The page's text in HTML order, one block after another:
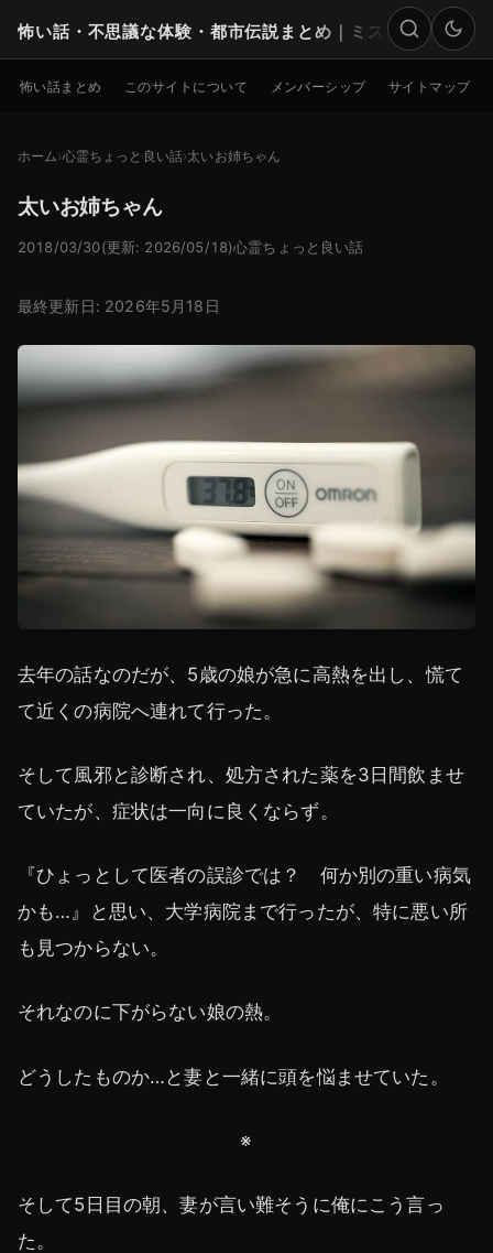
怖い話・不思議な体験・都市伝説まとめ｜ミステリー
検索
怖い話まとめ このサイトについて メンバーシップ サイトマップ
ホーム 心霊ちょっと良い話 太いお姉ちゃん
太いお姉ちゃん
2018/03/30(更新: 2026/05/18)心霊ちょっと良い話
最終更新日: 2026年5月18日
去年の話なのだが、5歳の娘が急に高熱を出し、慌て
て近くの病院へ連れて行った。
そして風邪と診断され、処方された薬を3日間飲ませ
ていたが、症状は一向に良くならず。
『ひょっとして医者の誤診では？ 何か別の重い病気
かも…』と思い、大学病院まで行ったが、特に悪い所
も見つからない。
それなのに下がらない娘の熱。
どうしたものか…と妻と一緒に頭を悩ませていた。
※
そして5日目の朝、妻が言い難そうに俺にこう言っ
た。